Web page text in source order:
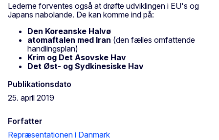
Lederne forventes også at drøfte udviklingen i EU's og
Japans nabolande. De kan komme ind på:
Den Koreanske Halvø
atomaftalen med Iran (den fælles omfattende
handlingsplan)
Krim og Det Asovske Hav
Det Øst- og Sydkinesiske Hav
Publikationsdato
25. april 2019
Forfatter
Repræsentationen i Danmark